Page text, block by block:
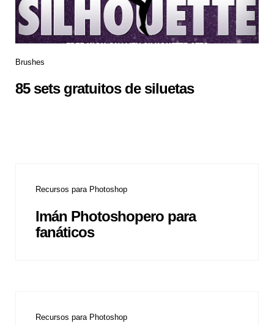
Brushes
85 sets gratuitos de siluetas
Recursos para Photoshop
Imán Photoshopero para
fanáticos
Recursos para Photoshop